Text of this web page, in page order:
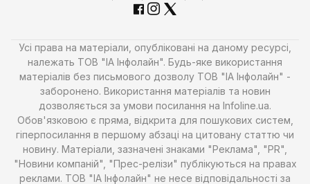
Усі права на матеріали, опубліковані на даному ресурсі,
належать ТОВ "ІА Інфолайн". Будь-яке використання
матеріалів без письмового дозволу ТОВ "ІА Інфолайн" -
заборонено. Використання матеріалів та новин
дозволяється за умови посилання на Infoline.ua.
Обов'язковою є пряма, відкрита для пошукових систем,
гіперпосилання в першому абзаці на цитовану статтю чи
новину. Матеріали, зазначені знаками "Реклама", "PR",
"Новини компаній", "Прес-релізи" публікуються на правах
реклами. ТОВ "ІА Інфолайн" не несе відповідальності за